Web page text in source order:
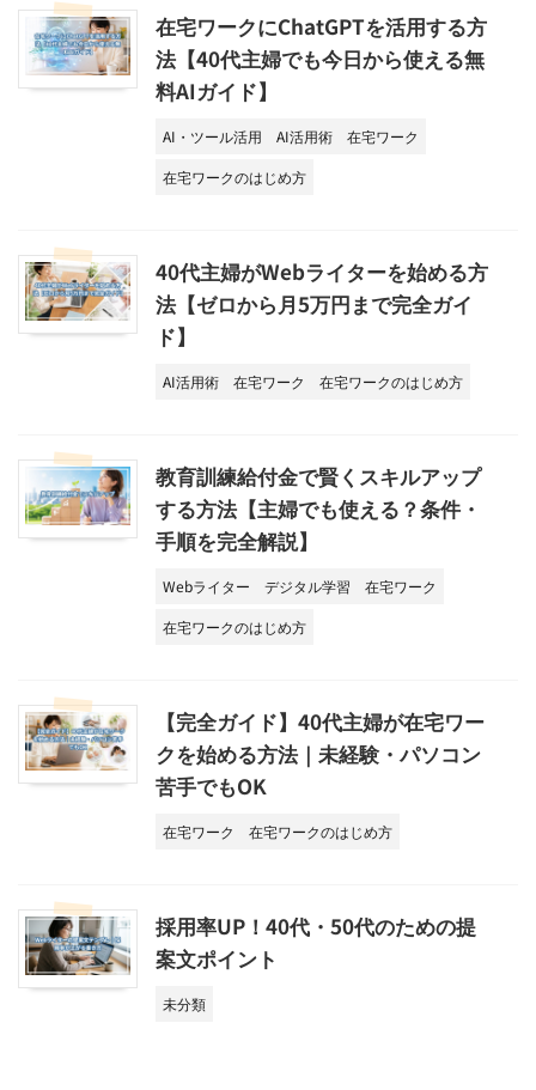
在宅ワークにChatGPTを活用する方
法【40代主婦でも今日から使える無
料AIガイド】
AI・ツール活用 AI活用術
在宅ワーク
在宅ワークのはじめ方
40代主婦がWebライターを始める方
法【ゼロから月5万円まで完全ガイ
ド】
AI活用術 在宅ワーク 在宅ワークのはじめ方
教育訓練給付金で賢くスキルアップ
する方法【主婦でも使える？条件・
手順を完全解説】
Webライター デジタル学習
在宅ワーク
在宅ワークのはじめ方
【完全ガイド】40代主婦が在宅ワー
クを始める方法｜未経験・パソコン
苦手でもOK
在宅ワーク 在宅ワークのはじめ方
採用率UP！40代・50代のための提
案文ポイント
未分類